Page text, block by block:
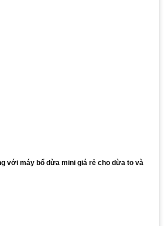
với máy bổ dừa mini giá rẻ cho dừa to và